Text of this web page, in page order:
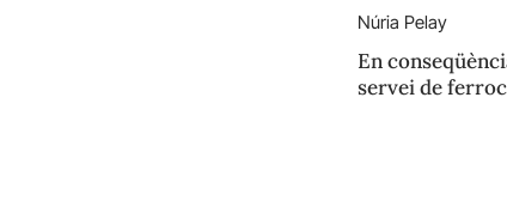
Núria Pelay
En
servei de